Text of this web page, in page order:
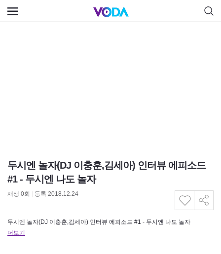
두시엔 놀자(DJ 이충훈,김세아) 인터뷰 에피소드
#1 - 두시엔 나도 놀자
재생 0회 등록 2018.12.24
두시엔 놀자(DJ 이충훈,김세아) 인터뷰 에피소드 #1 - 두시엔 나도 놀자
더보기